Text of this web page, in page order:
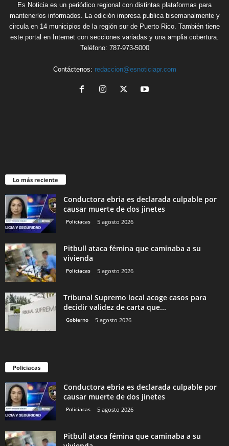
Es Noticia es un periódico regional con distintas plataformas para
mantenerlos informados. La edición impresa publica bisemanalmente y
circula en 14 municipios de la región sur de Puerto Rico. También tiene
este portal en Internet con secciones variadas y una amplia cobertura.
Teléfono: 787-973-5000
Contáctenos: redaccion@esnoticiapr.com
Lo más reciente
Conductora ebria es declarada culpable por
causar muerte de dos jinetes
Policiacas 5 agosto 2026
Pitbull ataca fémina que caminaba a su
vivienda
Policiacas 5 agosto 2026
Tribunal Supremo local acoge casos para
decidir validez de carta que...
Gobierno 5 agosto 2026
Policiacas
Conductora ebria es declarada culpable por
causar muerte de dos jinetes
Policiacas 5 agosto 2026
Pitbull ataca fémina que caminaba a su